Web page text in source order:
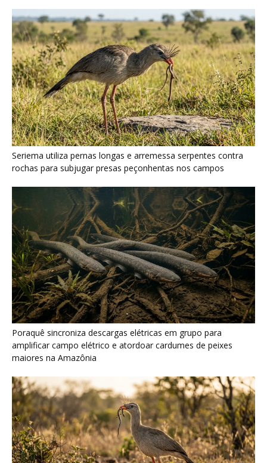
Poraquê sincroniza descargas elétricas em grupo para
amplificar campo elétrico e atordoar cardumes de peixes
maiores na Amazônia
Seriema combina corridas em alta velocidade e arremessos
contra rochas para imobilizar serpentes peçonhentas no
cerrado